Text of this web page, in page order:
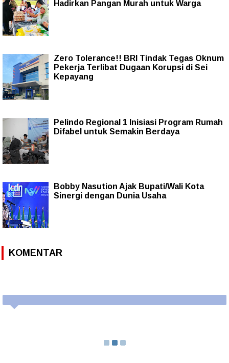
Hadirkan Pangan Murah untuk Warga
Zero Tolerance!! BRI Tindak Tegas Oknum
Pekerja Terlibat Dugaan Korupsi di Sei
Kepayang
Pelindo Regional 1 Inisiasi Program Rumah
Difabel untuk Semakin Berdaya
Bobby Nasution Ajak Bupati/Wali Kota
Sinergi dengan Dunia Usaha
KOMENTAR